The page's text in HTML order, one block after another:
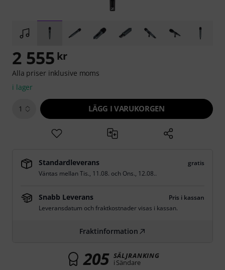
2 555 kr
Alla priser inklusive moms
i lager
1 LÄGG I VARUKORGEN
Standardleverans
gratis
Väntas mellanTis., 11.08. och Ons., 12.08..
Snabb Leverans
Pris i kassan
Leveransdatum och fraktkostnader visas i kassan.
Fraktinformation
205 SÄLJRANKING
i Sändare